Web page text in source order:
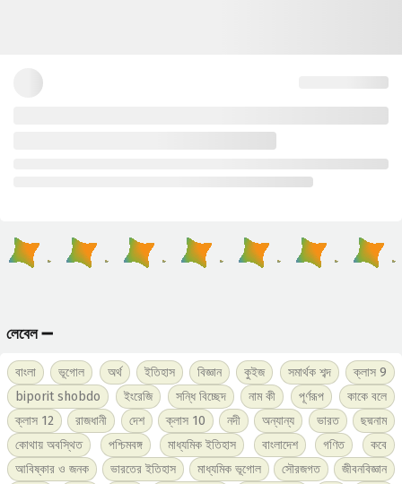
লেবেল ➖
বাংলা ভূগোল অর্থ ইতিহাস বিজ্ঞান কুইজ সমার্থক শব্দ
ক্লাস 9
biporit shobdo
ইংরেজি সন্ধি বিচ্ছেদ নাম কী পূর্ণরূপ
কাকে বলে
ক্লাস 12
রাজধানী দেশ ক্লাস 10 নদী অন্যান্য ভারত
ছদ্মনাম
কোথায় অবস্থিত
পশ্চিমবঙ্গ মাধ্যমিক ইতিহাস বাংলাদেশ গণিত
কবে
আবিষ্কার ও জনক
ভারতের ইতিহাস মাধ্যমিক ভূগোল সৌরজগত
জীবনবিজ্ঞান